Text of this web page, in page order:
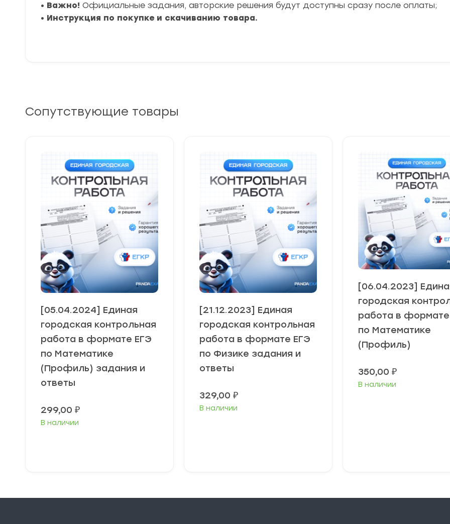
• Важно! Официальные задания, авторские решения будут доступны сразу после оплаты;
• Инструкция по покупке и скачиванию товара.
Сопутствующие товары
[05.04.2024] Единая
городская контрольная
работа в формате ЕГЭ
по Математике
(Профиль) задания и
ответы
299,00 ₽
В наличии
[21.12.2023] Единая
городская контрольная
работа в формате ЕГЭ
по Физике задания и
ответы
329,00 ₽
В наличии
[06.04.2023]
городская
работа в
по Математике
(Профиль)
350,00 ₽
В наличии